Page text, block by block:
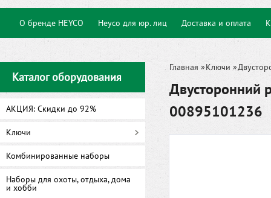
О бренде HEYCO Heyco для юр. лиц Доставка и оплата
Каталог оборудования
АКЦИЯ: Скидки до 92%
Ключи
Комбинированные наборы
Наборы для охоты, отдыха, дома
и хобби
Главная »Ключи »
Двусторонний
00895101236